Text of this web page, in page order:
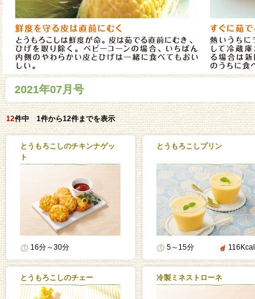
2021年07月号
12件中 1件から12件までを表示
とうもろこしのチキンナゲッ
ト
16分～30分
とうもろこしプリン
5～15分 116Kcal
とうもろこしのチェー 冷製ミネストローネ